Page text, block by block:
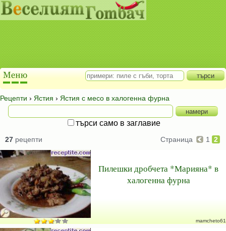
Рецепти › Ястия › Ястия с месо в халогенна фурна
търси само в заглавие
27 рецепти Страница 1 2
Пилешки дробчета *Марияна* в
халогенна фурна
mamcheto61